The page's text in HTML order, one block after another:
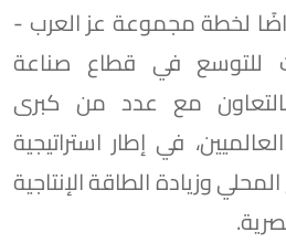
لخطة مجموعة عز العرب -
للتوسع في قطاع صناعة
مع عدد من كبرى
في إطار استراتيجية
وزيادة الطاقة الإنتاجية